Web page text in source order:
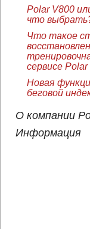
Polar V800
что
Что такое
сервисе
Новая
беговой
О компании
Информация